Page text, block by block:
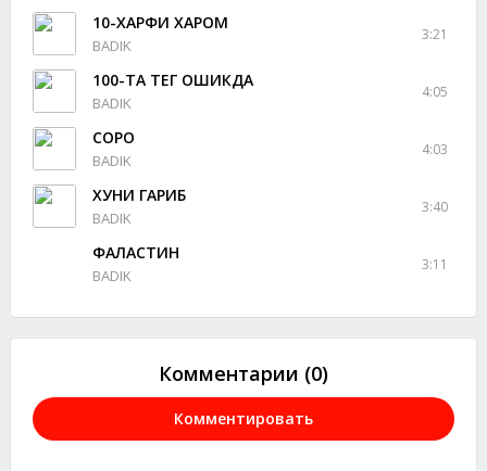
10-ХАРФИ ХАРОМ
BADIK
3:21
100-ТА ТЕГ ОШИКДА
BADIK
4:05
СОРО
BADIK
4:03
ХУНИ ГАРИБ
BADIK
3:40
ФАЛАСТИН
BADIK
3:11
Комментарии (0)
Комментировать